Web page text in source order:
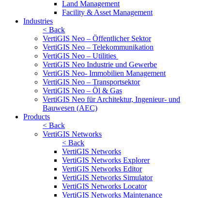
Land Management
Facility & Asset Management
Industries
< Back
VertiGIS Neo – Öffentlicher Sektor
VertiGIS Neo – Telekommunikation
VertiGIS Neo – Utilities
VertiGIS Neo Industrie und Gewerbe
VertiGIS Neo- Immobilien Management
VertiGIS Neo – Transportsektor
VertiGIS Neo – Öl & Gas
VertiGIS Neo für Architektur, Ingenieur- und
Bauwesen (AEC)
Products
< Back
VertiGIS Networks
< Back
VertiGIS Networks
VertiGIS Networks Explorer
VertiGIS Networks Editor
VertiGIS Networks Simulator
VertiGIS Networks Locator
VertiGIS Networks Maintenance